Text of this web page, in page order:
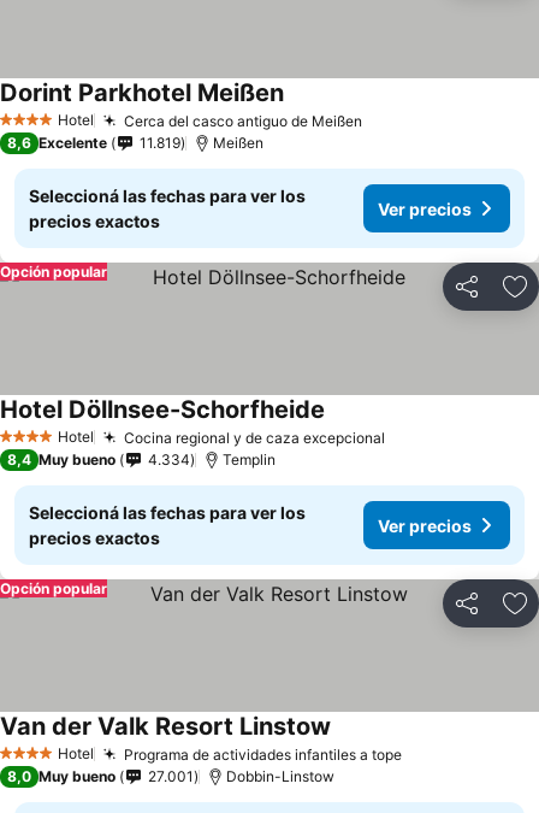
4 EstrellasHotel Cerca del casco antiguo de Meißen
Dorint Parkhotel Meißen
8,6 Excelente 11.819 Meißen
Seleccioná las fechas para ver los
precios exactos
Ver precios
Compartir
Opción popular
4 EstrellasHotel Cocina regional y de caza excepcional
Hotel Döllnsee-Schorfheide
8,4 Muy bueno 4.334 Templin
Seleccioná las fechas para ver los
precios exactos
Ver precios
Compartir
Opción popular
4 EstrellasHotel Programa de actividades infantiles a tope
Van der Valk Resort Linstow
8,0 Muy bueno 27.001 Dobbin-Linstow